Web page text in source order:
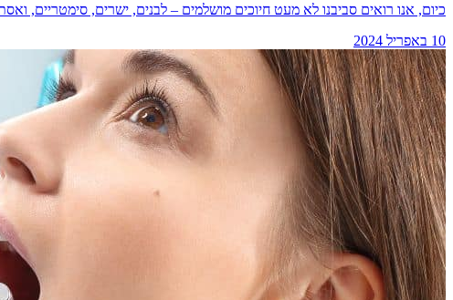
כיום, אנו רואים סביבנו לא מעט חיוכים מושלמים – לבנים, ישרים, סימטריים,
10 באפריל 2024